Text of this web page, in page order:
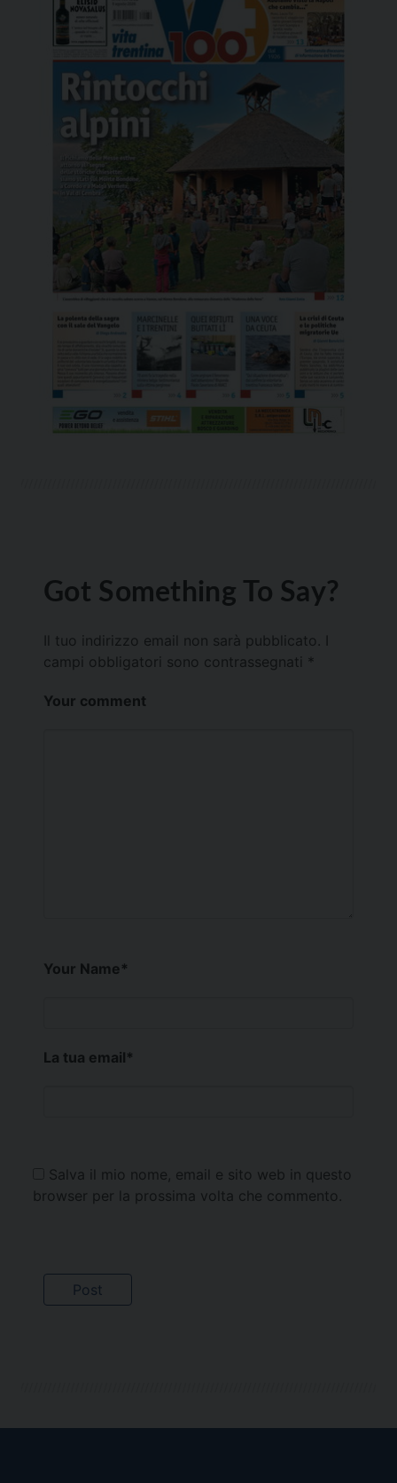
Got Something To Say?
Il tuo indirizzo email non sarà pubblicato.
campi obbligatori sono contrassegnati *
Your comment
Your Name*
La tua email*
Salva il mio nome, email e sito web in questo
browser per la prossima volta che commento.